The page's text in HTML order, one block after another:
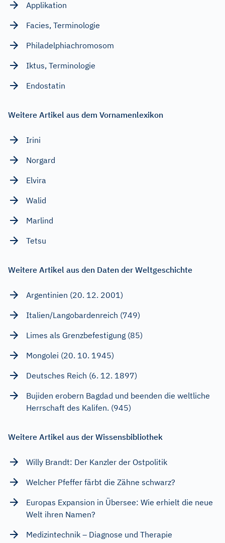
Applikation
Facies, Terminologie
Philadelphiachromosom
Iktus, Terminologie
Endostatin
Weitere Artikel aus dem Vornamenlexikon
Irini
Norgard
Elvira
Walid
Marlind
Tetsu
Weitere Artikel aus den Daten der Weltgeschichte
Argentinien (20. 12. 2001)
Italien/Langobardenreich (749)
Limes als Grenzbefestigung (85)
Mongolei (20. 10. 1945)
Deutsches Reich (6. 12. 1897)
Bujiden erobern Bagdad und beenden die weltliche
Herrschaft des Kalifen. (945)
Weitere Artikel aus der Wissensbibliothek
Willy Brandt: Der Kanzler der Ostpolitik
Welcher Pfeffer färbt die Zähne schwarz?
Europas Expansion in Übersee: Wie erhielt die neue
Welt ihren Namen?
Medizintechnik – Diagnose und Therapie